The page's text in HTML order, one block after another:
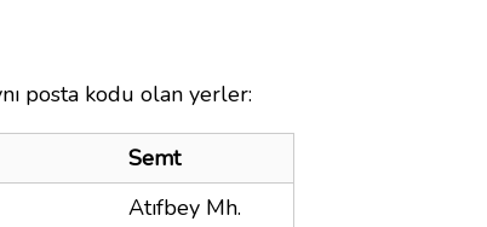
posta kodu olan yerler:
Semt
Atıfbey Mh.